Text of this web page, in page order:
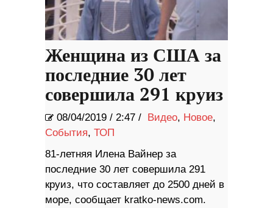
Женщина из США за
последние 30 лет
совершила 291 круиз
08/04/2019 / 2:47 / Видео, Новое,
События, ТОП
81-летняя Илена Вайнер за
последние 30 лет совершила 291
круиз, что составляет до 2500 дней в
море, сообщает kratko-news.com.